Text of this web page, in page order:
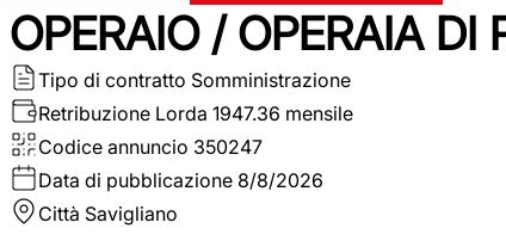
OPERAIO / OPERAIA DI
Tipo di contratto Somministrazione
Retribuzione Lorda 1947.36 mensile
Codice annuncio 350247
Data di pubblicazione 8/8/2026
Città Savigliano